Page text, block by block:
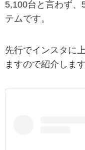
5,100台と言わず、
テムです。
先行でインスタに
ますので紹介します